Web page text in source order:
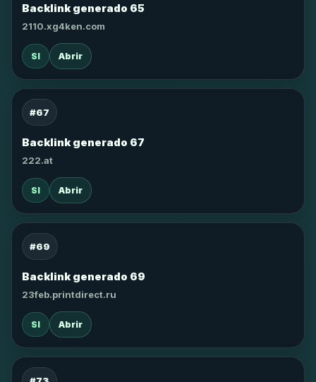
Backlink generado 65
2110.xg4ken.com
SI Abrir
#67
Backlink generado 67
222.at
SI Abrir
#69
Backlink generado 69
23feb.printdirect.ru
SI Abrir